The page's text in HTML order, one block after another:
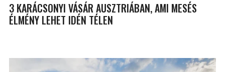
3 KARÁCSONYI VÁSÁR AUSZTRIÁBAN, AMI MESÉS
ÉLMÉNY LEHET IDÉN TÉLEN